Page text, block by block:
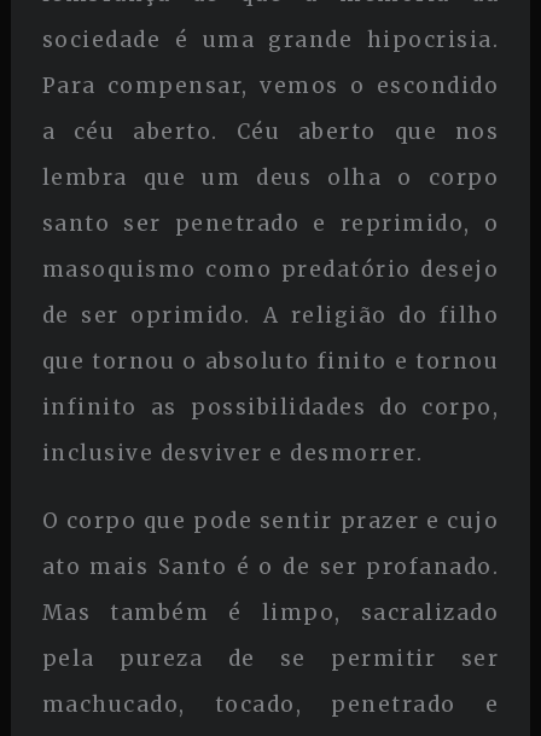
sociedade é uma grande hipocrisia.
Para compensar, vemos o escondido
a céu aberto. Céu aberto que nos
lembra que um deus olha o corpo
santo ser penetrado e reprimido, o
masoquismo como predatório desejo
de ser oprimido. A religião do filho
que tornou o absoluto finito e tornou
infinito as possibilidades do corpo,
inclusive desviver e desmorrer.
O corpo que pode sentir prazer e cujo
ato mais Santo é o de ser profanado.
Mas também é limpo, sacralizado
pela pureza de se permitir ser
machucado, tocado, penetrado e